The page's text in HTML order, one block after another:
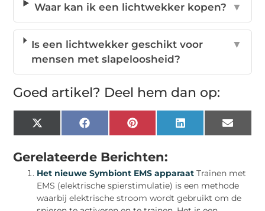
Waar kan ik een lichtwekker kopen? ▼
Is een lichtwekker geschikt voor
mensen met slapeloosheid?
▼
Goed artikel? Deel hem dan op:
X
(Twitter)
FacebookPinterestLinkedInEmail
Gerelateerde Berichten:
Het nieuwe Symbiont EMS apparaat Trainen met
EMS (elektrische spierstimulatie) is een methode
waarbij elektrische stroom wordt gebruikt om de